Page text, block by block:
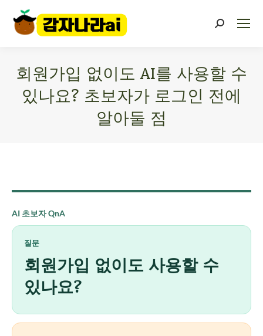
회원가입 없이도 AI를 사용할 수
있나요? 초보자가 로그인 전에
알아둘 점
AI 초보자 QnA
질문
회원가입 없이도 사용할 수
있나요?